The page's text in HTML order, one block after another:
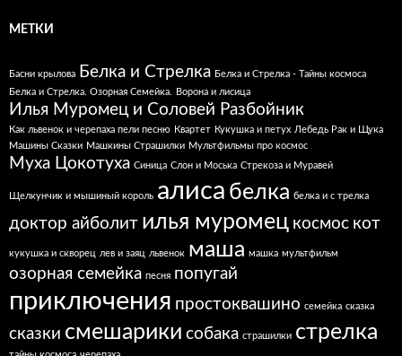
МЕТКИ
Басни крылова Белка и Стрелка Белка и Стрелка - Тайны космоса
Белка и Стрелка. Озорная Семейка.
Ворона и лисица
Илья Муромец и Соловей Разбойник
Как львенок и черепаха пели песню Квартет Кукушка и петух Лебедь Рак и Щука
Машины Сказки Машкины Страшилки Мультфильмы про космос
Муха Цокотуха Синица Слон и Моська Стрекоза и Муравей
Щелкунчик и мышиный король алиса белка белка и с трелка
доктор айболит илья муромец космос кот
кукушка и скворец лев и заяц львенок маша машка мультфильм
озорная семейка песня попугай
приключения простоквашино семейка сказка
сказки смешарики собака страшилки стрелка